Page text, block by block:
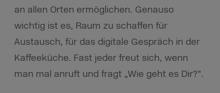
an allen Orten ermöglichen. Genauso
wichtig ist es, Raum zu schaffen für
Austausch, für das digitale Gespräch in der
Kaffeeküche. Fast jeder freut sich, wenn
man mal anruft und fragt „Wie geht es Dir?“.